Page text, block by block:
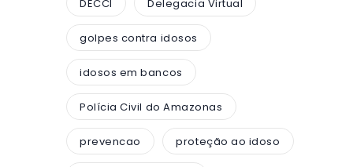
DECCI Delegacia Virtual
golpes contra idosos
idosos em bancos
Polícia Civil do Amazonas
prevencao proteção ao idoso